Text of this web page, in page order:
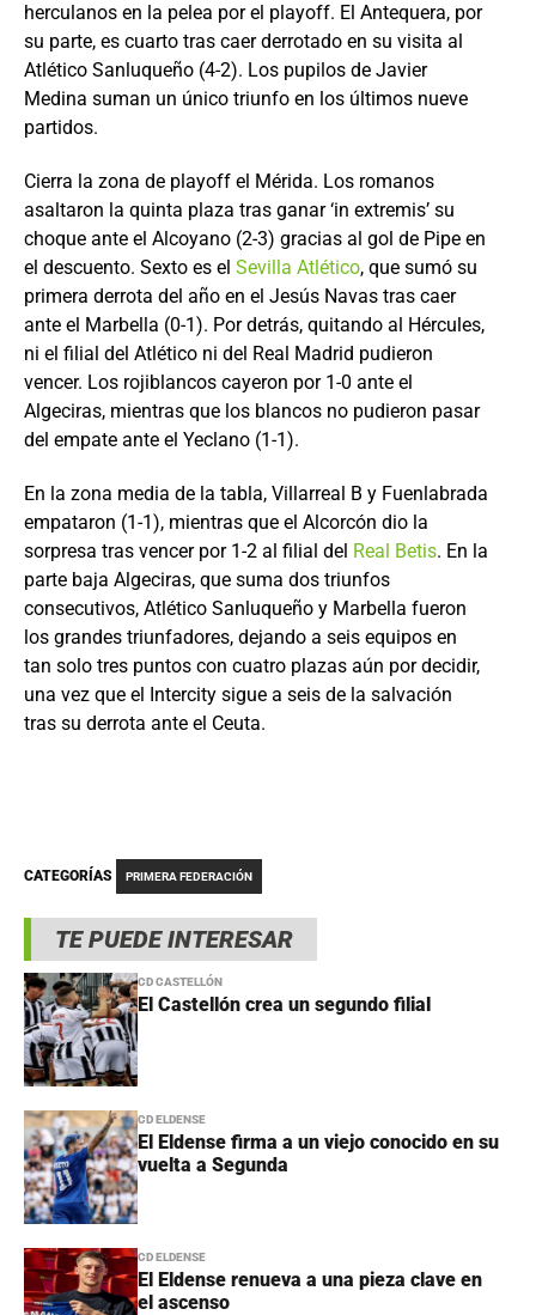
TE PUEDE INTERESAR
CD CASTELLÓN
El Castellón crea un segundo filial
CD ELDENSE
El Eldense firma a un viejo conocido en su
vuelta a Segunda
CD ELDENSE
El Eldense renueva a una pieza clave en
el ascenso
herculanos en la pelea por el playoff. El Antequera, por
su parte, es cuarto tras caer derrotado en su visita al
Atlético Sanluqueño (4-2). Los pupilos de Javier
Medina suman un único triunfo en los últimos nueve
partidos.
Cierra la zona de playoff el Mérida. Los romanos
asaltaron la quinta plaza tras ganar ‘in extremis’ su
choque ante el Alcoyano (2-3) gracias al gol de Pipe en
el descuento. Sexto es el Sevilla Atlético, que sumó su
primera derrota del año en el Jesús Navas tras caer
ante el Marbella (0-1). Por detrás, quitando al Hércules,
ni el filial del Atlético ni del Real Madrid pudieron
vencer. Los rojiblancos cayeron por 1-0 ante el
Algeciras, mientras que los blancos no pudieron pasar
del empate ante el Yeclano (1-1).
En la zona media de la tabla, Villarreal B y Fuenlabrada
empataron (1-1), mientras que el Alcorcón dio la
sorpresa tras vencer por 1-2 al filial del Real Betis. En la
parte baja Algeciras, que suma dos triunfos
consecutivos, Atlético Sanluqueño y Marbella fueron
los grandes triunfadores, dejando a seis equipos en
tan solo tres puntos con cuatro plazas aún por decidir,
una vez que el Intercity sigue a seis de la salvación
tras su derrota ante el Ceuta.
CATEGORÍAS PRIMERA FEDERACIÓN